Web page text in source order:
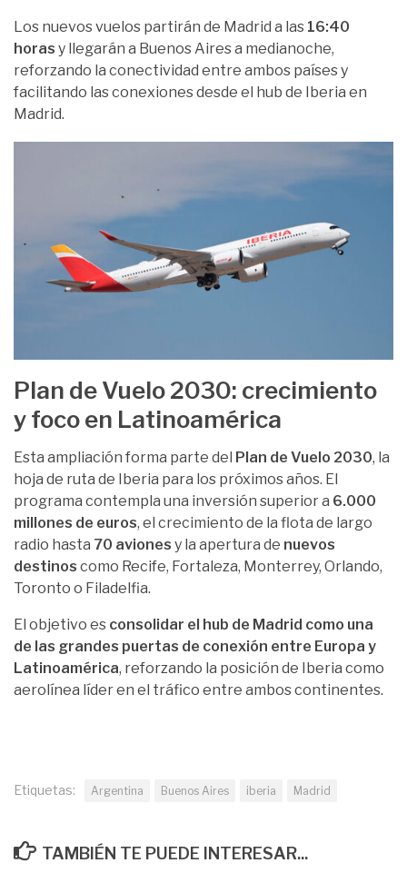
Los nuevos vuelos partirán de Madrid a las 16:40
horas y llegarán a Buenos Aires a medianoche,
reforzando la conectividad entre ambos países y
facilitando las conexiones desde el hub de Iberia en
Madrid.
Plan de Vuelo 2030: crecimiento
y foco en Latinoamérica
Esta ampliación forma parte del Plan de Vuelo 2030, la
hoja de ruta de Iberia para los próximos años. El
programa contempla una inversión superior a 6.000
millones de euros, el crecimiento de la flota de largo
radio hasta 70 aviones y la apertura de nuevos
destinos como Recife, Fortaleza, Monterrey, Orlando,
Toronto o Filadelfia.
El objetivo es consolidar el hub de Madrid como una
de las grandes puertas de conexión entre Europa y
Latinoamérica, reforzando la posición de Iberia como
aerolínea líder en el tráfico entre ambos continentes.
Etiquetas: Argentina Buenos Aires iberia Madrid
TAMBIÉN TE PUEDE INTERESAR...